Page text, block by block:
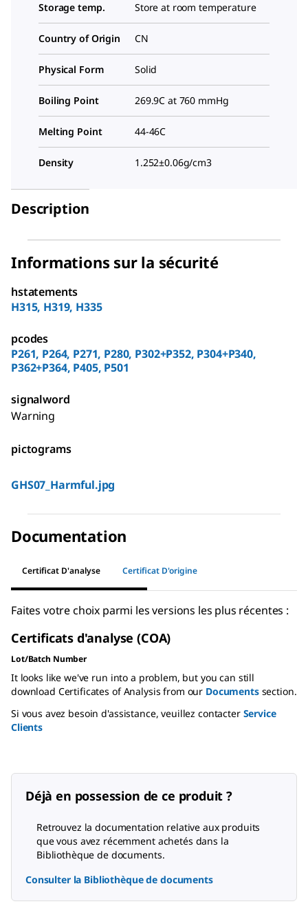
Storage temp. Store at room temperature
Country of Origin CN
Physical Form Solid
Boiling Point 269.9C at 760 mmHg
Melting Point 44-46C
Density 1.252±0.06g/cm3
Description
Informations sur la sécurité
hstatements
H315, H319, H335
pcodes
P261, P264, P271, P280, P302+P352, P304+P340,
P362+P364, P405, P501
signalword
Warning
pictograms
GHS07_Harmful.jpg
Documentation
Certificat D'analyse Certificat D'origine
Faites votre choix parmi les versions les plus récentes :
Certificats d'analyse (COA)
Lot/Batch Number
It looks like we've run into a problem, but you can still
download Certificates of Analysis from our Documentssection.
Si vous avez besoin d'assistance, veuillez contacter Service
Clients
Déjà en possession de ce produit ?
Retrouvez la documentation relative aux produits
que vous avez récemment achetés dans la
Bibliothèque de documents.
Consulter la Bibliothèque de documents